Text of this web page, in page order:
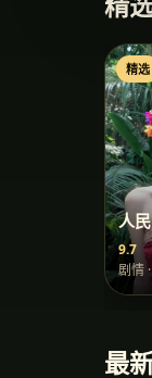
精选
人
9.7
剧情 ·
最